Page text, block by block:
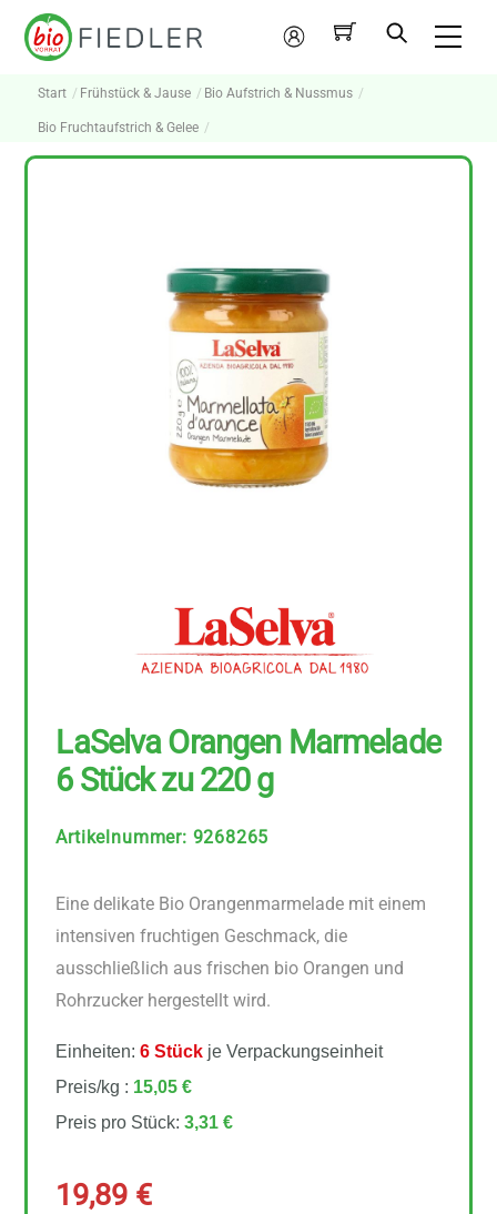
Skip
Mein
Konto
Start Frühstück & Jause Bio Aufstrich & Nussmus
Bio Fruchtaufstrich & Gelee
LaSelva Orangen Marmelade
6 Stück zu 220 g
Artikelnummer: 9268265
Eine delikate Bio Orangenmarmelade mit einem
intensiven fruchtigen Geschmack, die
ausschließlich aus frischen bio Orangen und
Rohrzucker hergestellt wird.
Einheiten:6 Stück je Verpackungseinheit
Preis/kg : 15,05 €
Preis pro Stück:3,31 €
19,89 €